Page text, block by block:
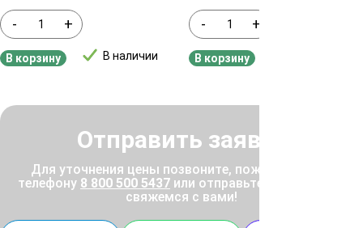
- +
В наличии
В корзину
- +
В корзину
Отправить заявку
Для уточнения цены позвоните, пожалуйста, по
телефону 8 800 500 5437 или отправьте заявку, и мы
свяжемся с вами!